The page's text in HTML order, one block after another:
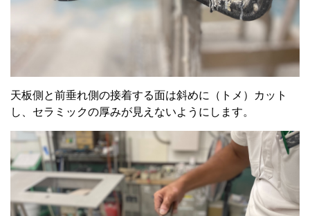
天板側と前垂れ側の接着する面は斜めに（トメ）カット
し、セラミックの厚みが見えないようにします。